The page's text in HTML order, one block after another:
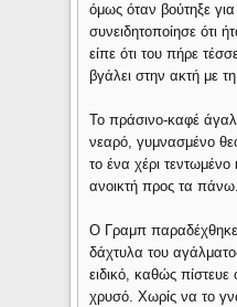
όμως όταν βούτηξε
συνειδητοποίησε ότι
είπε ότι του πήρε
βγάλει στην ακτή με
Το πράσινο-καφέ
νεαρό, γυμνασμένο
το ένα χέρι
ανοικτή προς τα πάνω.
Ο Γραμπ
δάχτυλα του
ειδικό, καθώς πίστευε
χρυσό. Χωρίς να το